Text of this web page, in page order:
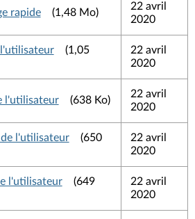
rapide (1,48 Mo)
22 avril
2020
l'utilisateur
(1,05
22 avril
2020
l'utilisateur (638 Ko)
22 avril
2020
l'utilisateur
(650
22 avril
2020
l'utilisateur
(649
22 avril
2020